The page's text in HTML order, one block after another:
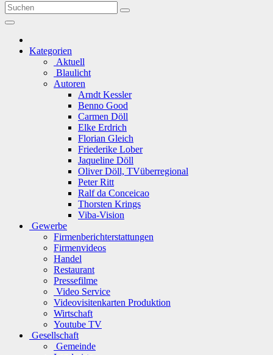
Kategorien
Aktuell
Blaulicht
Autoren
Arndt Kessler
Benno Good
Carmen Döll
Elke Erdrich
Florian Gleich
Friederike Lober
Jaqueline Döll
Oliver Döll, TVüberregional
Peter Ritt
Ralf da Conceicao
Thorsten Krings
Viba-Vision
Gewerbe
Firmenberichterstattungen
Firmenvideos
Handel
Restaurant
Pressefilme
Video Service
Videovisitenkarten Produktion
Wirtschaft
Youtube TV
Gesellschaft
Gemeinde